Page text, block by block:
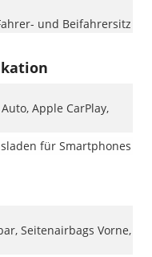
und Beifahrersitz
Apple CarPlay,
für Smartphones
Seitenairbags Vorne,